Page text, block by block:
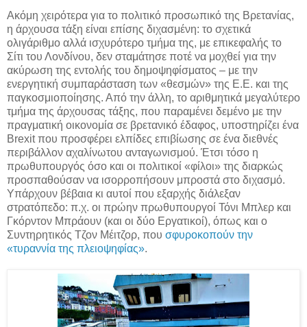
Ακόμη χειρότερα για το πολιτικό προσωπικό της Βρετανίας,
η άρχουσα τάξη είναι επίσης διχασμένη: το σχετικά
ολιγάριθμο αλλά ισχυρότερο τμήμα της, με επικεφαλής το
Σίτι του Λονδίνου, δεν σταμάτησε ποτέ να μοχθεί για την
ακύρωση της εντολής του δημοψηφίσματος – με την
ενεργητική συμπαράσταση των «θεσμών» της Ε.Ε. και της
παγκοσμιοποίησης. Από την άλλη, το αριθμητικά μεγαλύτερο
τμήμα της άρχουσας τάξης, που παραμένει δεμένο με την
πραγματική οικονομία σε βρετανικό έδαφος, υποστηρίζει ένα
Brexit που προσφέρει ελπίδες επιβίωσης σε ένα διεθνές
περιβάλλον αχαλίνωτου ανταγωνισμού. Έτσι τόσο η
πρωθυπουργός όσο και οι πολιτικοί «φίλοι» της διαρκώς
προσπαθούσαν να ισορροπήσουν μπροστά στο διχασμό.
Υπάρχουν βέβαια κι αυτοί που εξαρχής διάλεξαν
στρατόπεδο: π.χ. οι πρώην πρωθυπουργοί Τόνι Μπλερ και
Γκόρντον Μπράουν (και οι δύο Εργατικοί), όπως και ο
Συντηρητικός Τζον Μέιτζορ, που σφυροκοπούν την
«τυραννία της πλειοψηφίας».